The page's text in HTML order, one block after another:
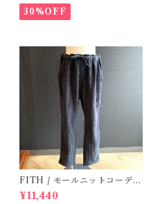
30%OFF
FITH / モールニットコーデュ
ロイパンツ ( BL / 140 )
¥11,440